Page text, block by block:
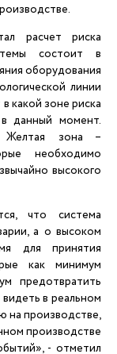
расчет риска
состоит в
оборудования
линии
какой зоне риска
данный момент.
Желтая зона –
необходимо
высокого
что система
а о высоком
для принятия
как минимум
предотвратить
в реальном
на производстве,
производстве
- отметил